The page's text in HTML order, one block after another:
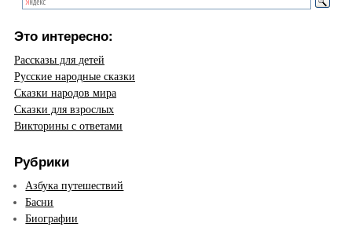
Это интересно:
Рассказы для детей
Русские народные сказки
Сказки народов мира
Сказки для взрослых
Викторины с ответами
Рубрики
Азбука путешествий
Басни
Биографии